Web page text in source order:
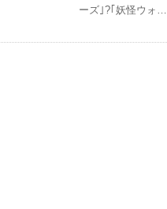
ーズ｣?｢妖怪ウォ…